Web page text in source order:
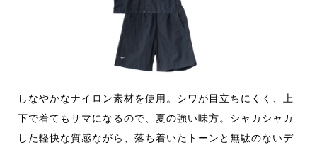
しなやかなナイロン素材を使用。シワが目立ちにくく、上
下で着てもサマになるので、夏の強い味方。シャカシャカ
した軽快な質感ながら、落ち着いたトーンと無駄のないデ